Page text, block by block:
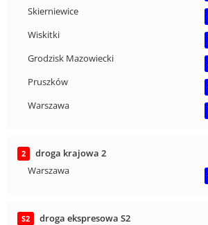
Skierniewice
Wiskitki
Grodzisk Mazowiecki
Pruszków
Warszawa
2
droga krajowa 2
Warszawa
S2
droga ekspresowa S2